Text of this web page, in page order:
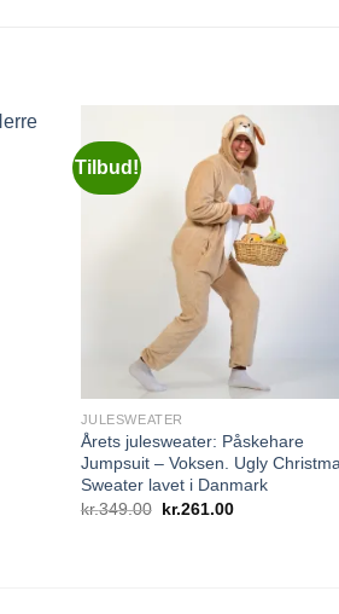
Tilbud!
JULESWEATER
Årets julesweater: Påskehare
Jumpsuit – Voksen. Ugly
Sweater lavet i Danmark
kr.349.00 Den
kr.261.00Den